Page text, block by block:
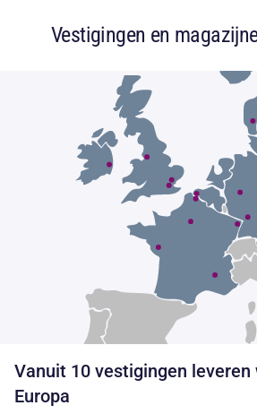
Vestigingen en
Vanuit 10 vestigingen leveren
Europa